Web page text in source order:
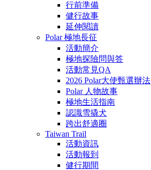
行前準備
健行故事
延伸閱讀
Polar 極地長征
活動簡介
極地探險問與答
活動常見QA
2026 Polar大使甄選辦法
Polar 人物故事
極地生活指南
認識雪撬犬
跨出舒適圈
Taiwan Trail
活動資訊
活動報到
健行期間